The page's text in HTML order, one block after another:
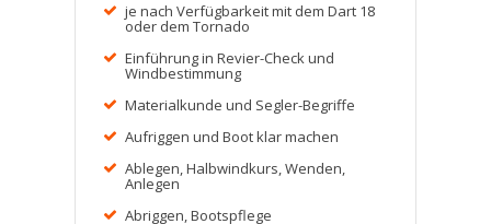
je nach Verfügbarkeit mit dem Dart 18
oder dem Tornado
Einführung in Revier-Check und
Windbestimmung
Materialkunde und Segler-Begriffe
Aufriggen und Boot klar machen
Ablegen, Halbwindkurs, Wenden,
Anlegen
Abriggen, Bootspflege